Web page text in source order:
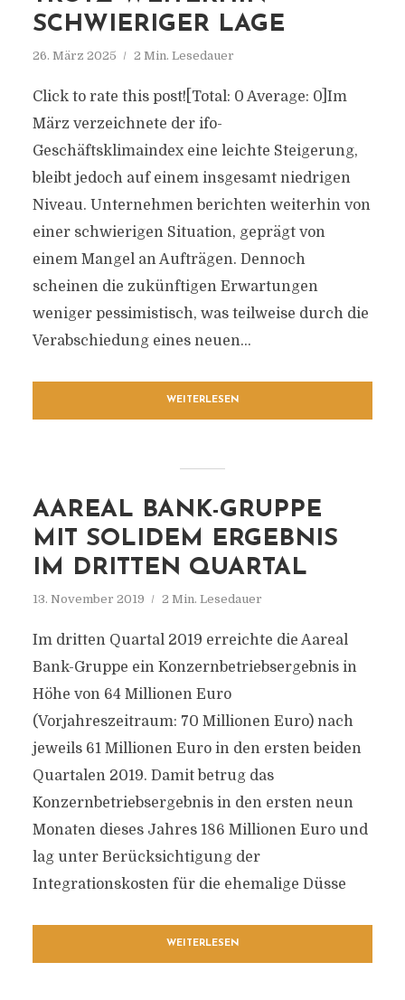
SCHWIERIGER LAGE
26. März 2025 2 Min. Lesedauer
Click to rate this post![Total: 0 Average: 0]Im
März verzeichnete der ifo-
Geschäftsklimaindex eine leichte Steigerung,
bleibt jedoch auf einem insgesamt niedrigen
Niveau. Unternehmen berichten weiterhin von
einer schwierigen Situation, geprägt von
einem Mangel an Aufträgen. Dennoch
scheinen die zukünftigen Erwartungen
weniger pessimistisch, was teilweise durch die
Verabschiedung eines neuen...
WEITERLESEN
AAREAL BANK-GRUPPE
MIT SOLIDEM ERGEBNIS
IM DRITTEN QUARTAL
13. November 2019 2 Min. Lesedauer
Im dritten Quartal 2019 erreichte die Aareal
Bank-Gruppe ein Konzernbetriebsergebnis in
Höhe von 64 Millionen Euro
(Vorjahreszeitraum: 70 Millionen Euro) nach
jeweils 61 Millionen Euro in den ersten beiden
Quartalen 2019. Damit betrug das
Konzernbetriebsergebnis in den ersten neun
Monaten dieses Jahres 186 Millionen Euro und
lag unter Berücksichtigung der
Integrationskosten für die ehemalige Düsse
WEITERLESEN